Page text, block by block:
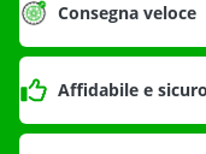
Consegna veloce
Affidabile e sicuro